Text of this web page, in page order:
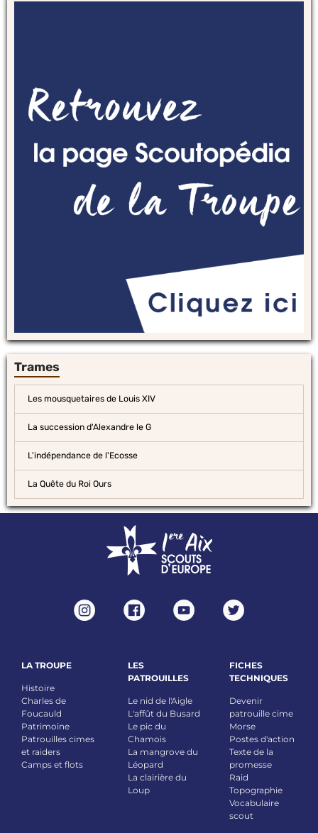
Trames
Les mousquetaires de Louis XIV
La succession d'Alexandre le G
L'indépendance de l'Ecosse
La Quête du Roi Ours
LA TROUPE
Histoire
Charles de
Foucauld
Patrimoine
Patrouilles cimes
et raiders
Camps et flots
LES
PATROUILLES
Le nid de l'Aigle
L'affût du Busard
Le pic du
Chamois
La mangrove du
Léopard
La clairière du
Loup
FICHES
TECHNIQUES
Devenir
patrouille cime
Morse
Postes d'action
Texte de la
promesse
Raid
Topographie
Vocabulaire
scout